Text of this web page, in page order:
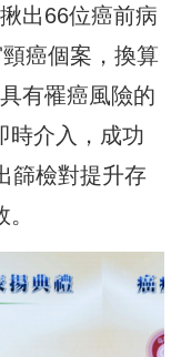
出66位癌前病
癌個案，換算
有罹癌風險的
時介入，成功
篩檢對提升存